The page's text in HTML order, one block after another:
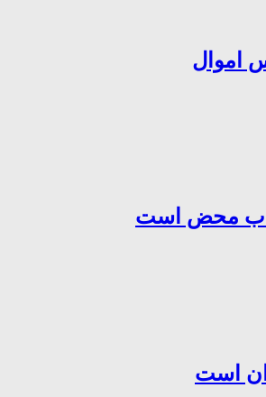
اموال
کذب محض است
است